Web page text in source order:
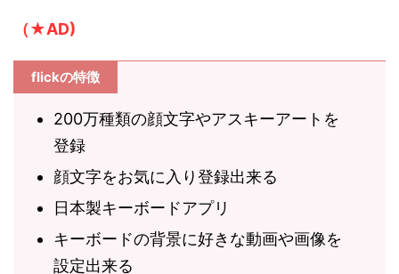
（★AD)
flickの特徴
200万種類の顔文字やアスキーアートを
登録
顔文字をお気に入り登録出来る
日本製キーボードアプリ
キーボードの背景に好きな動画や画像を
設定出来る